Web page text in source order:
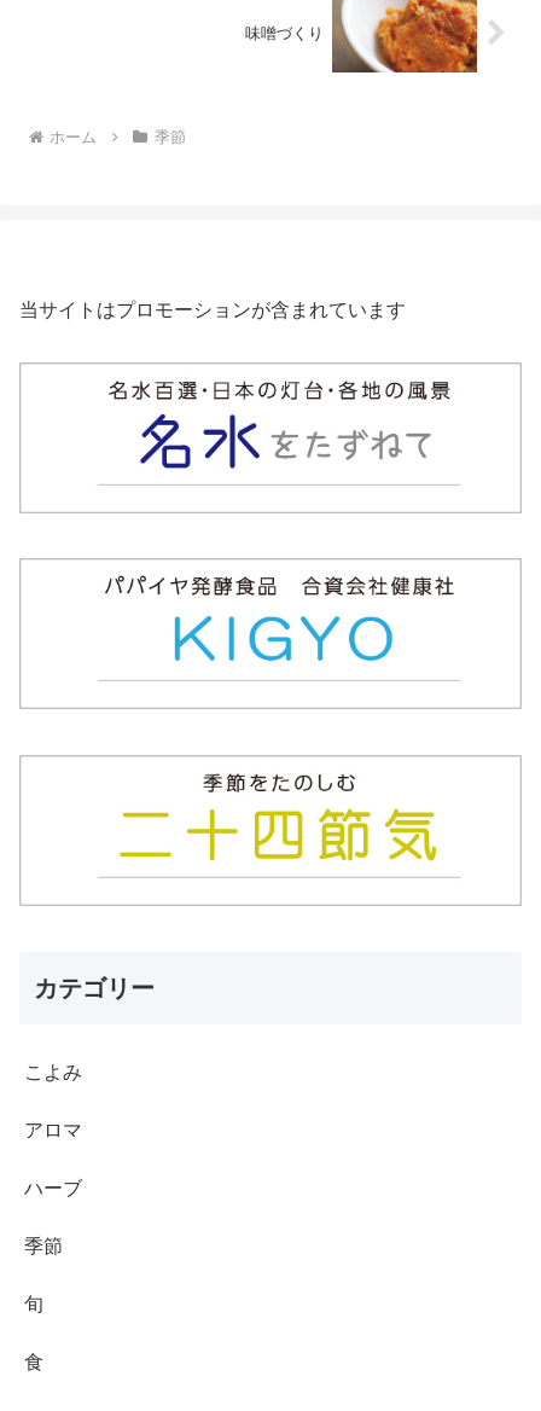
味噌づくり
ホーム 季節
当サイトはプロモーションが含まれています
カテゴリー
こよみ
アロマ
ハーブ
季節
旬
食